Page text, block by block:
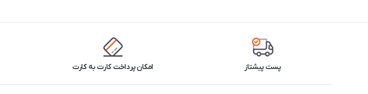
پست پیشتاز امکان پرداخت کارت به کارت